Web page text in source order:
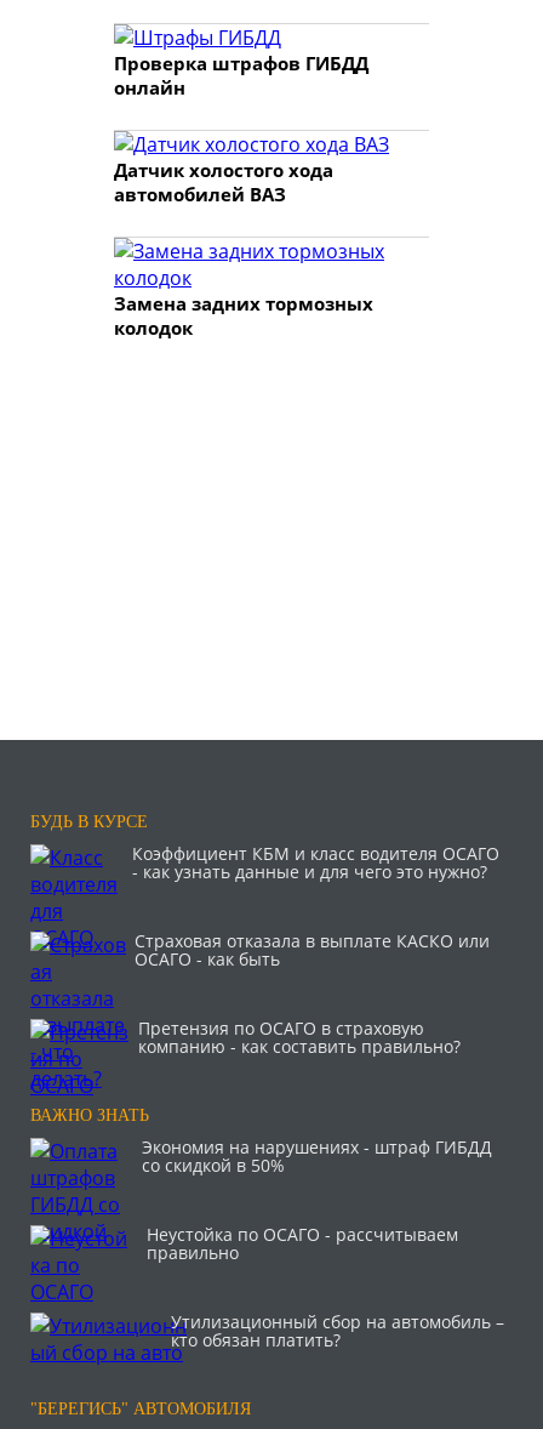
Проверка штрафов ГИБДД
онлайн
Датчик холостого хода
автомобилей ВАЗ
Замена задних тормозных
колодок
БУДЬ В КУРСЕ
Коэффициент КБМ и класс водителя ОСАГО
- как узнать данные и для чего это нужно?
Страховая отказала в выплате КАСКО или
ОСАГО - как быть
Претензия по ОСАГО в страховую
компанию - как составить правильно?
ВАЖНО ЗНАТЬ
Экономия на нарушениях - штраф ГИБДД
со скидкой в 50%
Неустойка по ОСАГО - рассчитываем
правильно
Утилизационный сбор на автомобиль –
кто обязан платить?
"БЕРЕГИСЬ" АВТОМОБИЛЯ